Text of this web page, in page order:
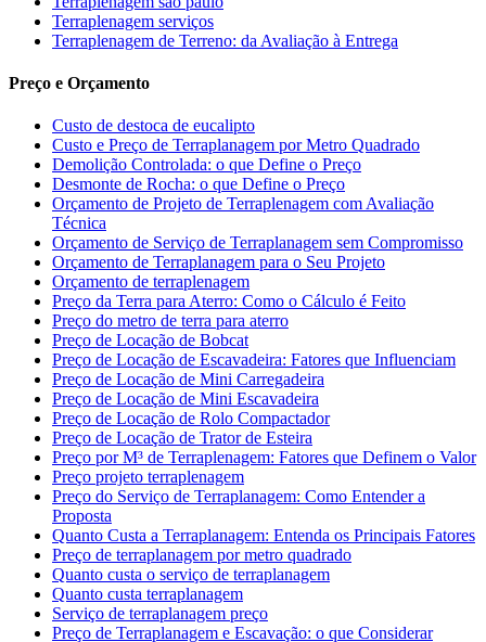
Terraplenagem serviços
Terraplenagem de Terreno: da Avaliação à Entrega
Preço e Orçamento
Custo de destoca de eucalipto
Custo e Preço de Terraplanagem por Metro Quadrado
Demolição Controlada: o que Define o Preço
Desmonte de Rocha: o que Define o Preço
Orçamento de Projeto de Terraplenagem com Avaliação
Técnica
Orçamento de Serviço de Terraplanagem sem Compromisso
Orçamento de Terraplanagem para o Seu Projeto
Orçamento de terraplenagem
Preço da Terra para Aterro: Como o Cálculo é Feito
Preço do metro de terra para aterro
Preço de Locação de Bobcat
Preço de Locação de Escavadeira: Fatores que Influenciam
Preço de Locação de Mini Carregadeira
Preço de Locação de Mini Escavadeira
Preço de Locação de Rolo Compactador
Preço de Locação de Trator de Esteira
Preço por M³ de Terraplenagem: Fatores que Definem o Valor
Preço projeto terraplenagem
Preço do Serviço de Terraplanagem: Como Entender a
Proposta
Quanto Custa a Terraplanagem: Entenda os Principais Fatores
Preço de terraplanagem por metro quadrado
Quanto custa o serviço de terraplanagem
Quanto custa terraplanagem
Serviço de terraplanagem preço
Preço de Terraplanagem e Escavação: o que Considerar